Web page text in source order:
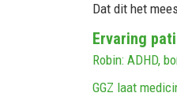
Dat dit het
Ervaring
Robin: ADHD,
GGZ laat